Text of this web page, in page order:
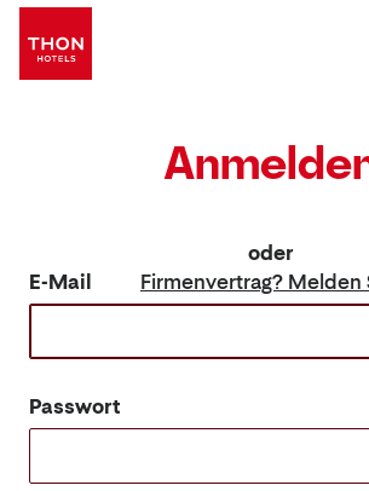
oder
E-Mail
Passwort